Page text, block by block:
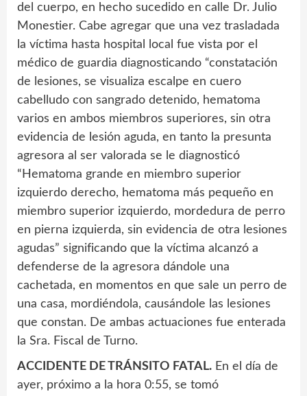
del cuerpo, en hecho sucedido en calle Dr. Julio
Monestier. Cabe agregar que una vez trasladada
la víctima hasta hospital local fue vista por el
médico de guardia diagnosticando “constatación
de lesiones, se visualiza escalpe en cuero
cabelludo con sangrado detenido, hematoma
varios en ambos miembros superiores, sin otra
evidencia de lesión aguda, en tanto la presunta
agresora al ser valorada se le diagnosticó
“Hematoma grande en miembro superior
izquierdo derecho, hematoma más pequeño en
miembro superior izquierdo, mordedura de perro
en pierna izquierda, sin evidencia de otra lesiones
agudas” significando que la víctima alcanzó a
defenderse de la agresora dándole una
cachetada, en momentos en que sale un perro de
una casa, mordiéndola, causándole las lesiones
que constan. De ambas actuaciones fue enterada
la Sra. Fiscal de Turno.
ACCIDENTE DE TRÁNSITO FATAL. En el día de
ayer, próximo a la hora 0:55, se tomó